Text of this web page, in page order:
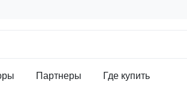
Партнеры Где купить
тока ВД-100